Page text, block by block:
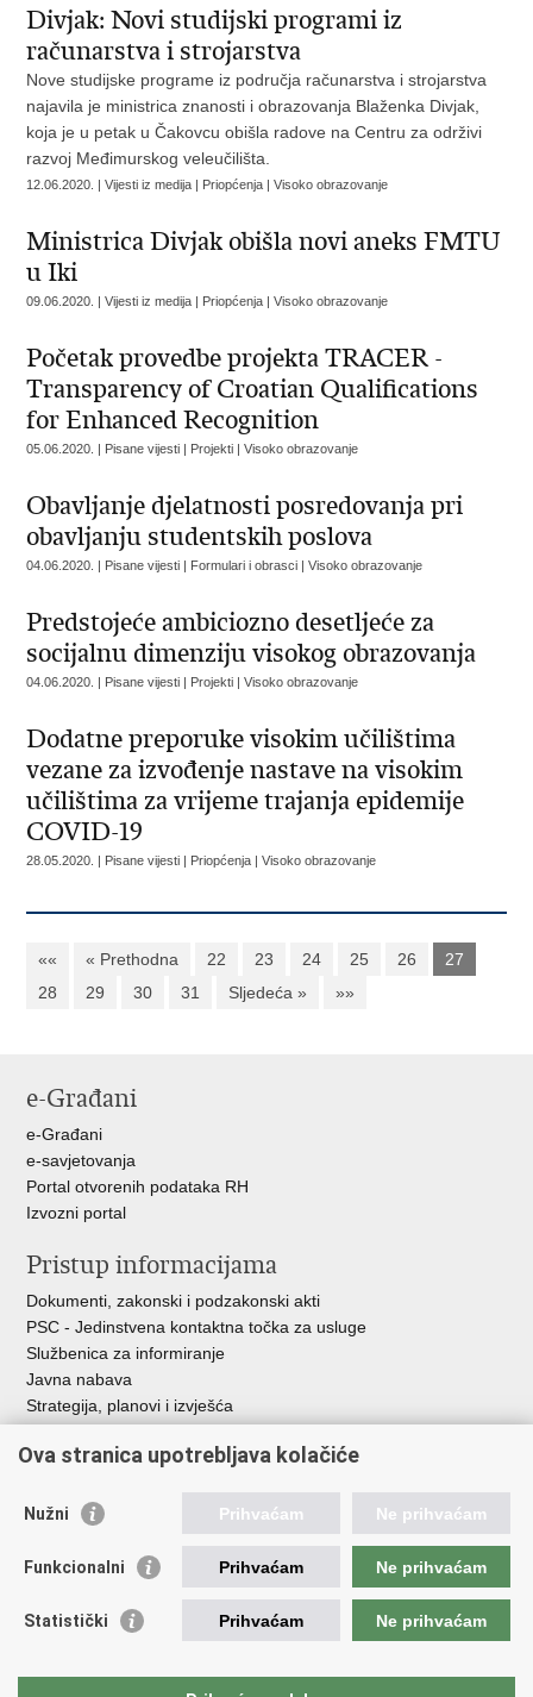
Divjak: Novi studijski programi iz
računarstva i strojarstva
Nove studijske programe iz područja računarstva i strojarstva
najavila je ministrica znanosti i obrazovanja Blaženka Divjak,
koja je u petak u Čakovcu obišla radove na Centru za održivi
razvoj Međimurskog veleučilišta.
12.06.2020. | Vijesti iz medija | Priopćenja | Visoko obrazovanje
Ministrica Divjak obišla novi aneks FMTU
u Iki
09.06.2020. | Vijesti iz medija | Priopćenja | Visoko obrazovanje
Početak provedbe projekta TRACER -
Transparency of Croatian Qualifications
for Enhanced Recognition
05.06.2020. | Pisane vijesti | Projekti | Visoko obrazovanje
Obavljanje djelatnosti posredovanja pri
obavljanju studentskih poslova
04.06.2020. | Pisane vijesti | Formulari i obrasci | Visoko obrazovanje
Predstojeće ambiciozno desetljeće za
socijalnu dimenziju visokog obrazovanja
04.06.2020. | Pisane vijesti | Projekti | Visoko obrazovanje
Dodatne preporuke visokim učilištima
vezane za izvođenje nastave na visokim
učilištima za vrijeme trajanja epidemije
COVID-19
28.05.2020. | Pisane vijesti | Priopćenja | Visoko obrazovanje
«« « Prethodna 22 23 24 25 26
27
28
29 30 31 Sljedeća » »»
e-Građani
e-Građani
e-savjetovanja
Portal otvorenih podataka RH
Izvozni portal
Pristup informacijama
Dokumenti, zakonski i podzakonski akti
PSC - Jedinstvena kontaktna točka za usluge
Službenica za informiranje
Javna nabava
Strategija, planovi i izvješća
Korisne poveznice
Vlada RH
ASOO
CARNET
Ova stranica upotrebljava kolačiće
Nužni Prihvaćam Ne prihvaćam
Funkcionalni Prihvaćam Ne prihvaćam
Statistički Prihvaćam Ne prihvaćam